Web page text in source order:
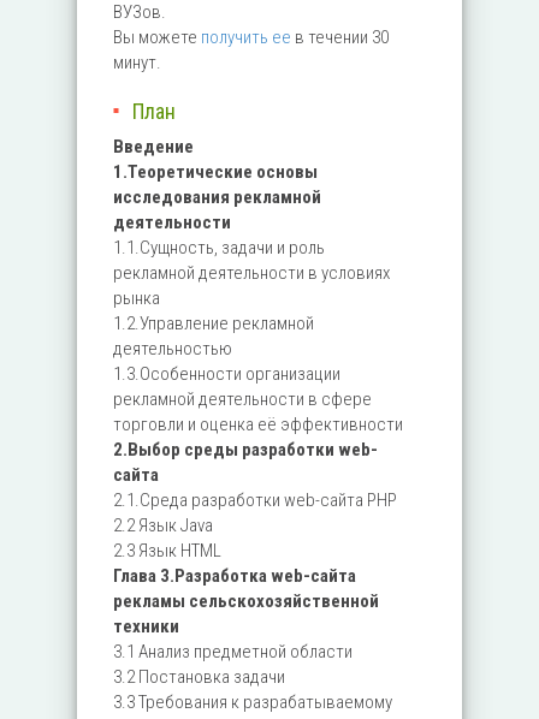
ВУЗов.
Вы можете получить ее в течении 30
минут.
План
Введение
1.Теоретические основы
исследования рекламной
деятельности
1.1.Сущность, задачи и роль
рекламной деятельности в условиях
рынка
1.2.Управление рекламной
деятельностью
1.3.Особенности организации
рекламной деятельности в сфере
торговли и оценка её эффективности
2.Выбор среды разработки web-
сайта
2.1.Среда разработки web-сайта PHP
2.2 Язык Java
2.3 Язык HTML
Глава 3.Разработка web-сайта
рекламы сельскохозяйственной
техники
3.1 Анализ предметной области
3.2 Постановка задачи
3.3 Требования к разрабатываемому